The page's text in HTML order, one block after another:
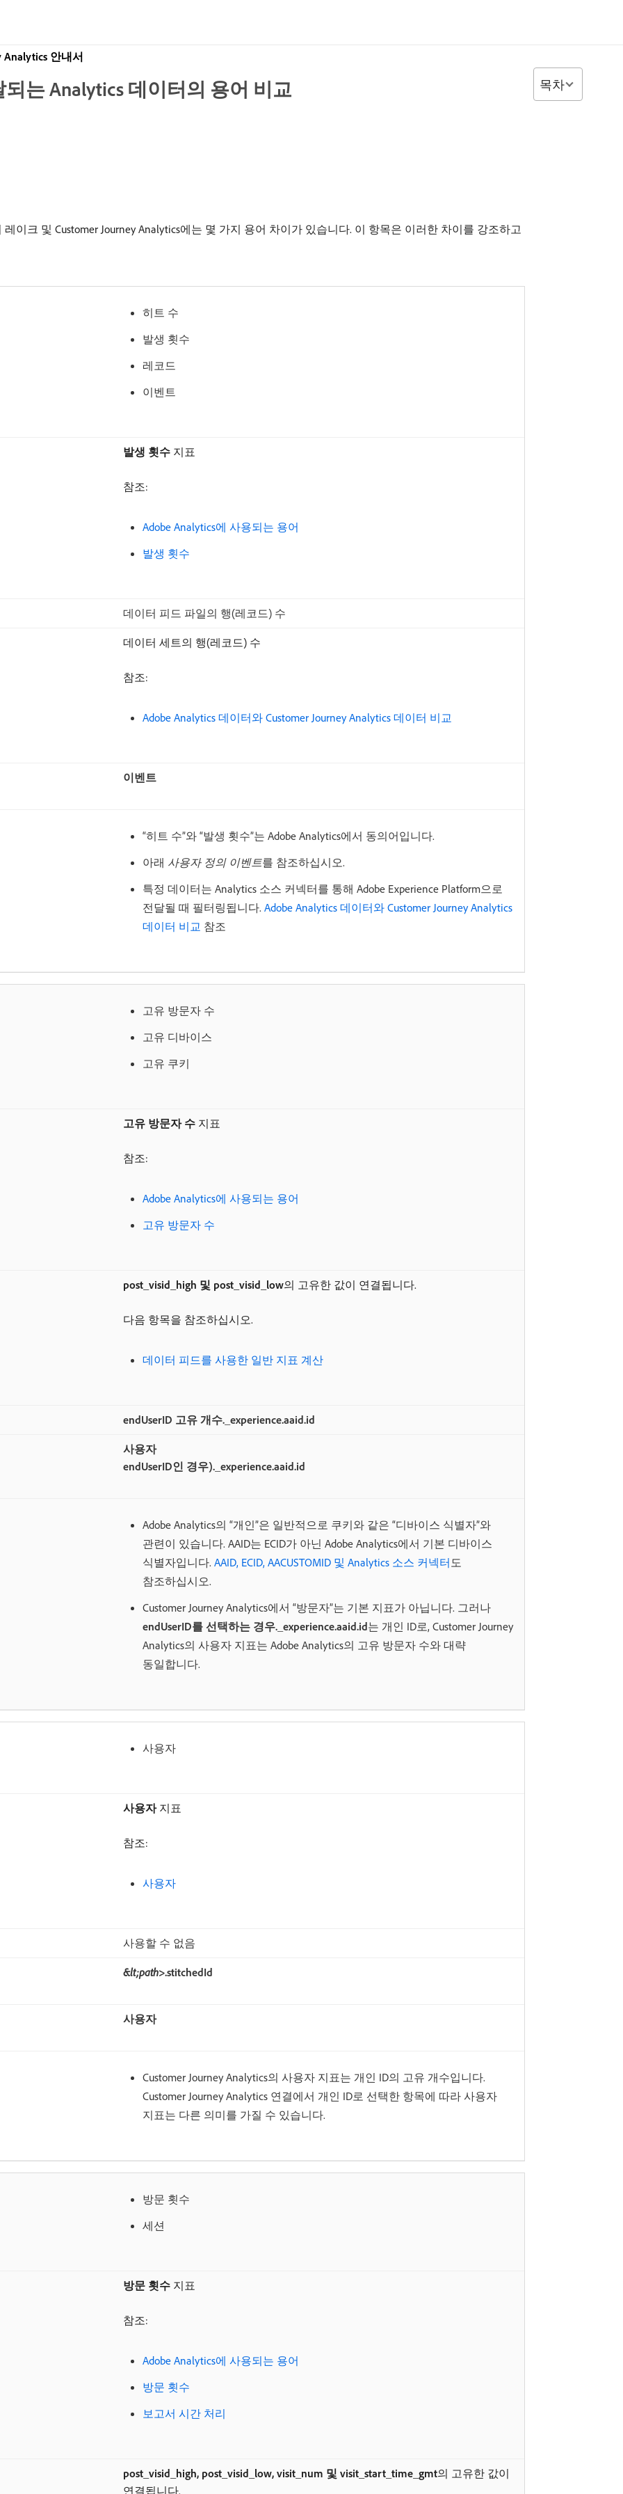
Analytics 안내서
는 Analytics 데이터의 용어 비교
이크 및 Customer Journey Analytics에는 몇 가지 용어 차이가 있습니다. 이 항목은 이러한 차이를 강조하고
히트 수
발생 횟수
레코드
이벤트
발생 횟수지표
참조:
Adobe Analytics에 사용되는 용어
발생 횟수
데이터 피드 파일의 행(레코드) 수
데이터 세트의 행(레코드) 수
참조:
Adobe Analytics 데이터와 Customer Journey Analytics 데이터 비교
이벤트
“히트 수”와 “발생 횟수”는 Adobe Analytics에서 동의어입니다.
아래 사용자 정의 이벤트​를 참조하십시오.
특정 데이터는 Analytics 소스 커넥터를 통해 Adobe Experience Platform으로
전달될 때 필터링됩니다. Adobe Analytics 데이터와 Customer Journey Analytics
데이터 비교 참조
고유 방문자 수
고유 디바이스
고유 쿠키
고유 방문자 수지표
참조:
Adobe Analytics에 사용되는 용어
고유 방문자 수
post_visid_high 및 post_visid_low​의 고유한 값이 연결됩니다.
다음 항목을 참조하십시오.
데이터 피드를 사용한 일반 지표 계산
endUserID 고유 개수._experience.aaid.id
사용자
endUserID인 경우)._experience.aaid.id
Adobe Analytics의 “개인”은 일반적으로 쿠키와 같은 “디바이스 식별자”와
관련이 있습니다. AAID는 ECID가 아닌 Adobe Analytics에서 기본 디바이스
식별자입니다. AAID, ECID, AACUSTOMID 및 Analytics 소스 커넥터도
참조하십시오.
Customer Journey Analytics에서 “방문자”는 기본 지표가 아닙니다. 그러나
endUserID를 선택하는 경우._experience.aaid.id​는 개인 ID로, Customer Journey
Analytics의 사용자 지표는 Adobe Analytics의 고유 방문자 수와 대략
동일합니다.
사용자
사용자지표
참조:
사용자
사용할 수 없음
&lt;path>.stitchedId
사용자
Customer Journey Analytics의 사용자 지표는 개인 ID의 고유 개수입니다.
Customer Journey Analytics 연결에서 개인 ID로 선택한 항목에 따라 사용자
지표는 다른 의미를 가질 수 있습니다.
방문 횟수
세션
방문 횟수지표
참조:
Adobe Analytics에 사용되는 용어
방문 횟수
보고서 시간 처리
post_visid_high, post_visid_low, visit_num 및 visit_start_time_gmt​의 고유한 값이
연결됩니다.
목차